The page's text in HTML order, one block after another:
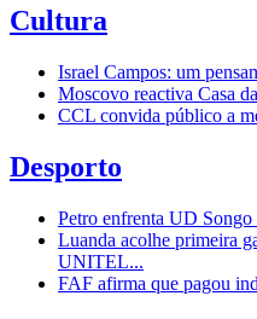
Cultura
Israel Campos: um
Moscovo reactiva Casa
CCL convida público a
Desporto
Petro enfrenta UD Songo
Luanda acolhe primeira
UNITEL...
FAF afirma que pagou